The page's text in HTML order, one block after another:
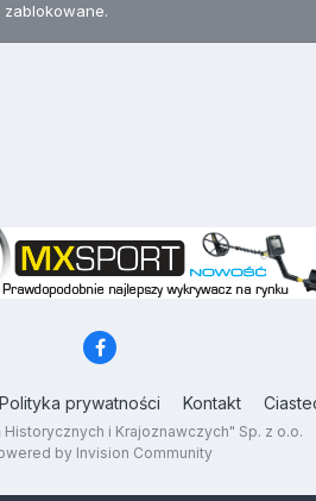
Polityka prywatności Kontakt
Historycznych i Krajoznawczych" Sp. z o.o.
by Invision Community